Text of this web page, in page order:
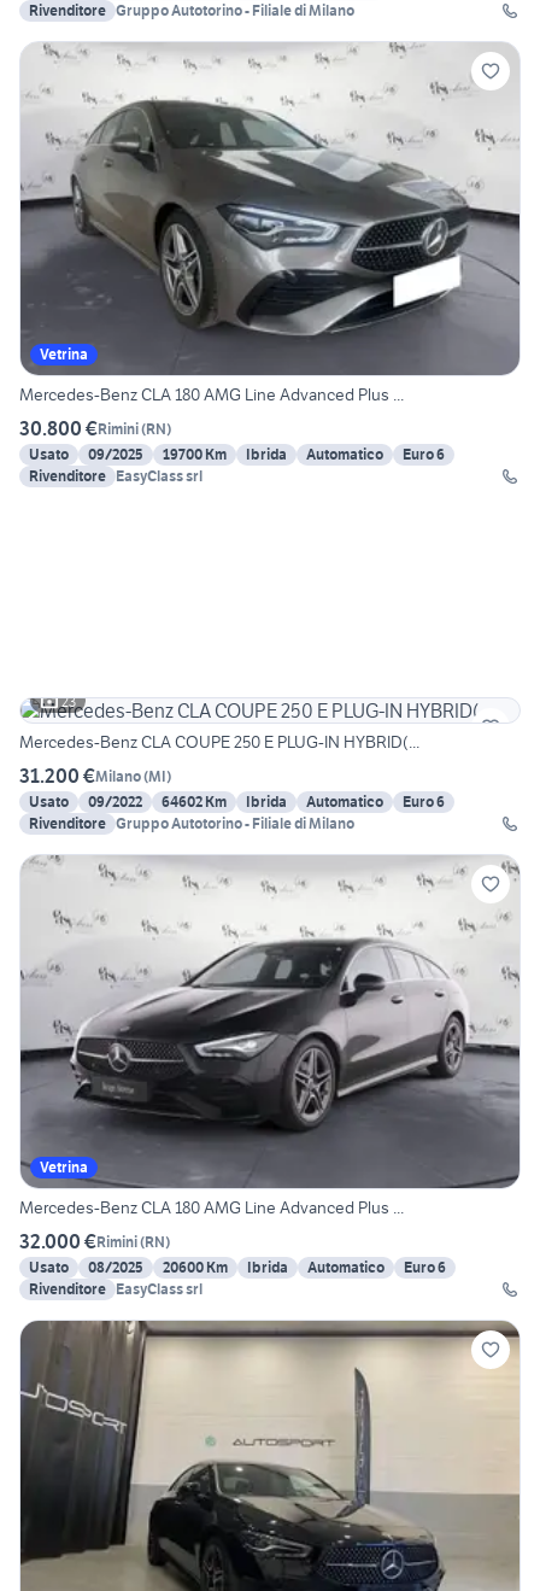
Rivenditore Gruppo Autotorino - Filiale di Milano
Vetrina
Mercedes-Benz CLA 180 AMG Line Advanced Plus ...
30.800 €Rimini(RN)
Usato
09/2025 19700 Km Ibrida Automatico
Euro 6
Rivenditore EasyClass srl
23
Mercedes-Benz CLA COUPE 250 E PLUG-IN HYBRID(...
31.200 €Milano(MI)
Usato
09/2022 64602 Km Ibrida Automatico
Euro 6
Rivenditore Gruppo Autotorino - Filiale di Milano
Vetrina
Mercedes-Benz CLA 180 AMG Line Advanced Plus ...
32.000 €Rimini(RN)
Usato
08/2025 20600 Km Ibrida Automatico
Euro 6
Rivenditore EasyClass srl